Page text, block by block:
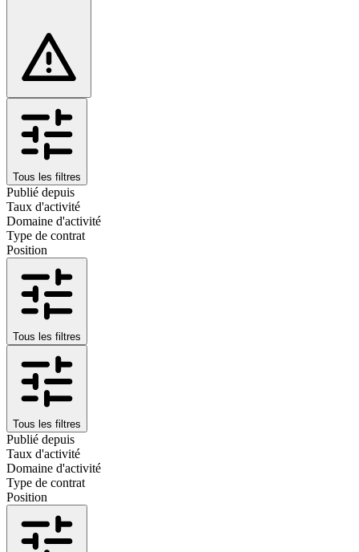
Tous les filtres
Publié depuis
Taux d'activité
Domaine d'activité
Type de contrat
Position
Tous les filtres
Tous les filtres
Publié depuis
Taux d'activité
Domaine d'activité
Type de contrat
Position